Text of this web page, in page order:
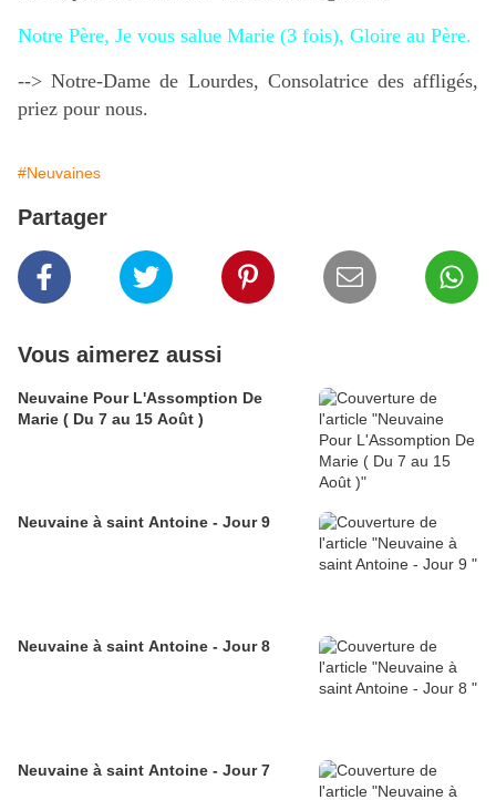
Notre Père, Je vous salue Marie (3 fois), Gloire au Père.
--> Notre-Dame de Lourdes, Consolatrice des affligés,
priez pour nous.
#Neuvaines
Partager
Vous aimerez aussi
Neuvaine Pour L'Assomption De
Marie ( Du 7 au 15 Août )
Neuvaine à saint Antoine - Jour 9
Neuvaine à saint Antoine - Jour 8
Neuvaine à saint Antoine - Jour 7